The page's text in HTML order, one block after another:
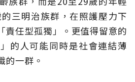
三明治族群，在照護壓力下
責任型孤獨」。更值得留意的
的人可能同時是社會連結薄
的一群。